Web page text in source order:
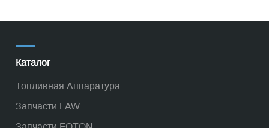
Каталог
Топливная Аппаратура
Запчасти FAW